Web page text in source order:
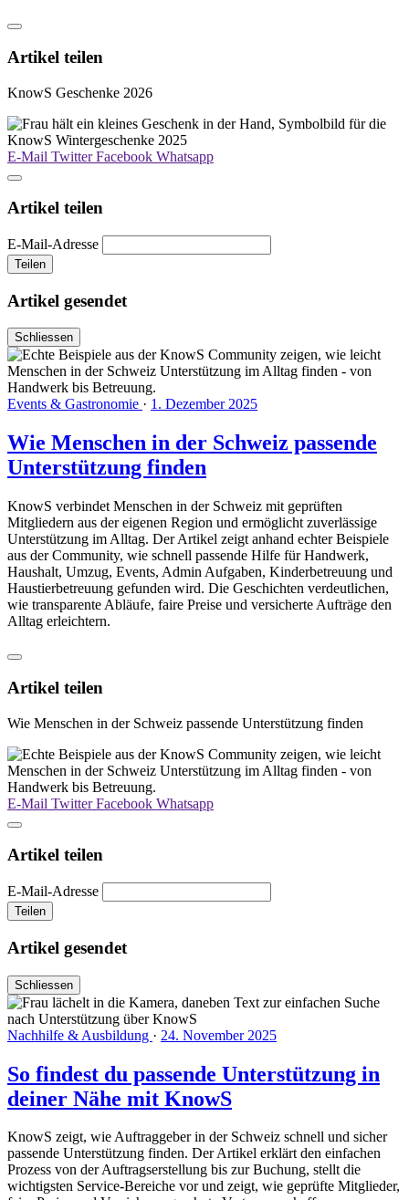
Artikel teilen
KnowS Geschenke 2026
E-Mail TwitterFacebook Whatsapp
Artikel teilen
E-Mail-Adresse
Teilen
Artikel gesendet
Schliessen
Events & Gastronomie · 1. Dezember 2025
Wie Menschen in der Schweiz passende
Unterstützung finden
KnowS verbindet Menschen in der Schweiz mit geprüften
Mitgliedern aus der eigenen Region und ermöglicht zuverlässige
Unterstützung im Alltag. Der Artikel zeigt anhand echter Beispiele
aus der Community, wie schnell passende Hilfe für Handwerk,
Haushalt, Umzug, Events, Admin Aufgaben, Kinderbetreuung und
Haustierbetreuung gefunden wird. Die Geschichten verdeutlichen,
wie transparente Abläufe, faire Preise und versicherte Aufträge den
Alltag erleichtern.
Artikel teilen
Wie Menschen in der Schweiz passende Unterstützung finden
E-Mail TwitterFacebook Whatsapp
Artikel teilen
E-Mail-Adresse
Teilen
Artikel gesendet
Schliessen
Nachhilfe & Ausbildung · 24. November 2025
So findest du passende Unterstützung in
deiner Nähe mit KnowS
KnowS zeigt, wie Auftraggeber in der Schweiz schnell und sicher
passende Unterstützung finden. Der Artikel erklärt den einfachen
Prozess von der Auftragserstellung bis zur Buchung, stellt die
wichtigsten Service-Bereiche vor und zeigt, wie geprüfte Mitglieder,